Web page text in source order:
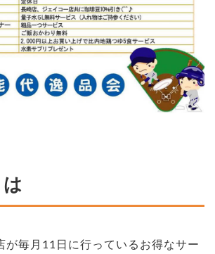
が毎月11日に行っているお得なサー